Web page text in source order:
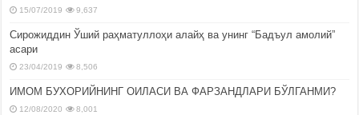
15/07/2019 9,637
Сирожиддин Ўший раҳматуллоҳи алайҳ ва унинг “Бадъул амолий”
асари
23/04/2019 8,506
ИМОМ БУХОРИЙНИНГ ОИЛАСИ ВА ФАРЗАНДЛАРИ БЎЛГАНМИ?
12/08/2020 8,001